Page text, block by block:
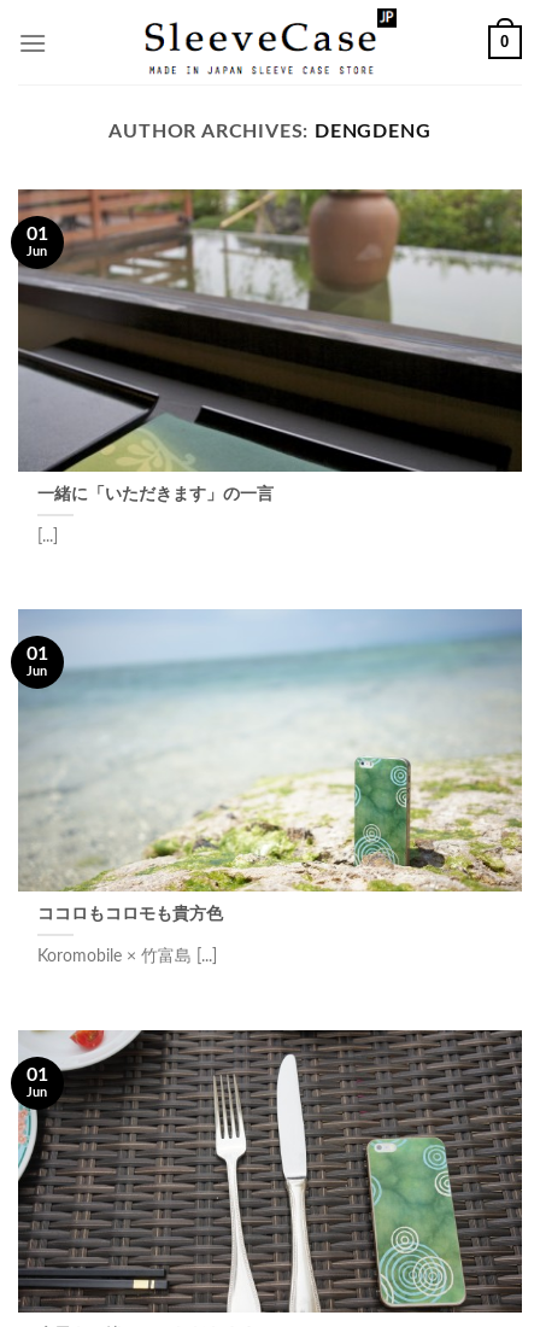
0
AUTHOR ARCHIVES: DENGDENG
一緒に「いただきます」の一言
[...]
01
Jun
ココロもコロモも貴方色
Koromobile × 竹富島 [...]
01
Jun
01
Jun